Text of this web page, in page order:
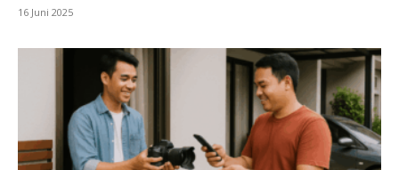
16 Juni 2025